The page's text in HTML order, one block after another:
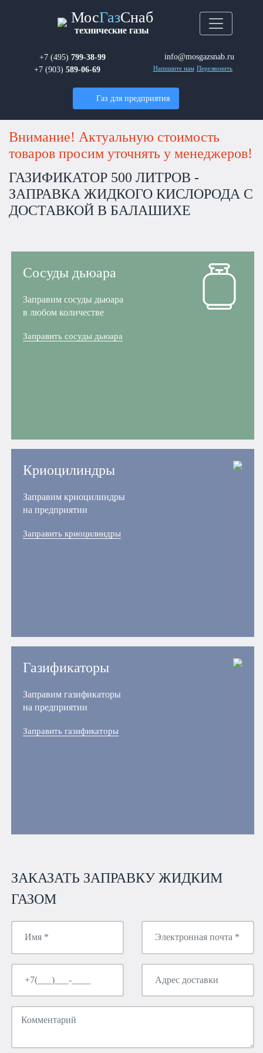
МосГазСнаб
технические газы
+7 (495) 799-38-99
+7 (903) 589-06-69
info@mosgazsnab.ru
Напишите нам Перезвонить
Газ для предприятия
Внимание! Актуальную стоимость
товаров просим уточнять у менеджеров!
ГАЗИФИКАТОР 500 ЛИТРОВ -
ЗАПРАВКА ЖИДКОГО КИСЛОРОДА С
ДОСТАВКОЙ В БАЛАШИХЕ
Сосуды дьюара
Заправим сосуды дьюара
в любом количестве
Заправить сосуды дьюара
Криоцилиндры
Заправим криоцилиндры
на предприятии
Заправить криоцилиндры
Газификаторы
Заправим газификаторы
на предприятии
Заправить газификаторы
ЗАКАЗАТЬ ЗАПРАВКУ ЖИДКИМ
ГАЗОМ